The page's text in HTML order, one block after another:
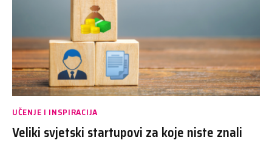
UČENJE I INSPIRACIJA
Veliki svjetski startupovi za koje niste znali